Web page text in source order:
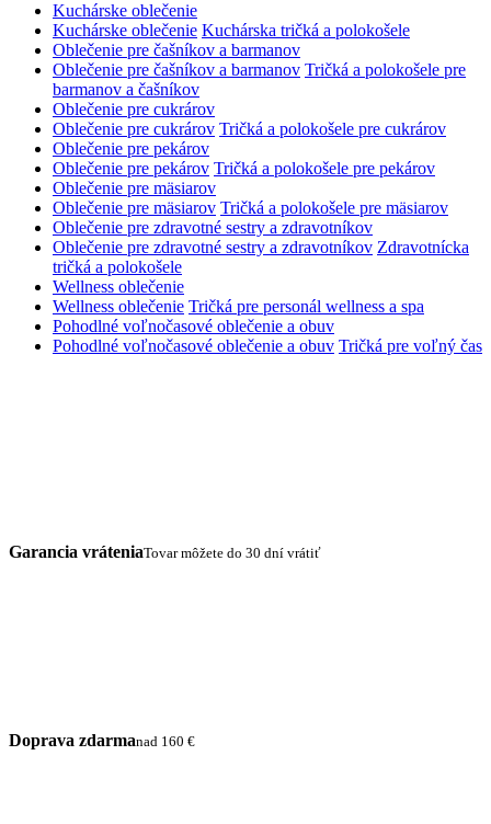
Kuchárske oblečenie
Kuchárske oblečenie Kuchárska tričká a polokošele
Oblečenie pre čašníkov a barmanov
Oblečenie pre čašníkov a barmanov Tričká a polokošele pre
barmanov a čašníkov
Oblečenie pre cukrárov
Oblečenie pre cukrárov Tričká a polokošele pre cukrárov
Oblečenie pre pekárov
Oblečenie pre pekárov Tričká a polokošele pre pekárov
Oblečenie pre mäsiarov
Oblečenie pre mäsiarov Tričká a polokošele pre mäsiarov
Oblečenie pre zdravotné sestry a zdravotníkov
Oblečenie pre zdravotné sestry a zdravotníkov Zdravotnícka
tričká a polokošele
Wellness oblečenie
Wellness oblečenie Tričká pre personál wellness a spa
Pohodlné voľnočasové oblečenie a obuv
Pohodlné voľnočasové oblečenie a obuv Tričká pre voľný čas
Garancia vráteniaTovar môžete do 30 dní vrátiť
Doprava zdarmanad 160 €